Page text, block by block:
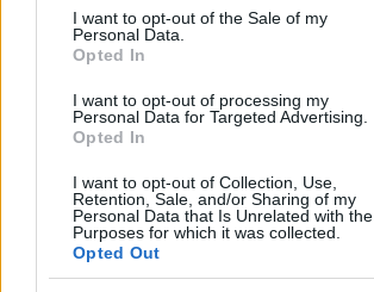
consent section.
I want to opt-out of the Sale of my
Personal Data.
Opted In
I want to opt-out of processing my
Personal Data for Targeted Advertising.
Opted In
I want to opt-out of Collection, Use,
Retention, Sale, and/or Sharing of my
Personal Data that Is Unrelated with the
Purposes for which it was collected.
Opted Out
FŐPOLGÁRMESTER
Népszerű